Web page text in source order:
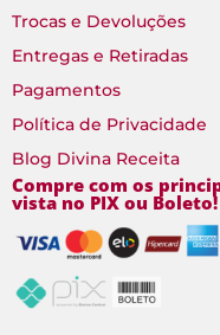
Trocas e Devoluções
Entregas e Retiradas
Pagamentos
Política de Privacidade
Blog Divina Receita
Compre com os
vista no PIX ou Boleto!